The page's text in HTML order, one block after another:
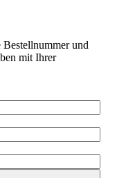
und
mit Ihrer